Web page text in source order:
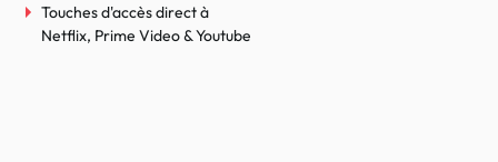
Touches d'accès direct à
Netflix, Prime Video & Youtube